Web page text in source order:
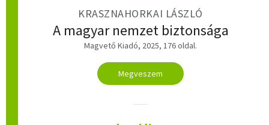
KRASZNAHORKAI LÁSZLÓ
A magyar nemzet biztonsága
Magvető Kiadó, 2025, 176 oldal.
Megveszem